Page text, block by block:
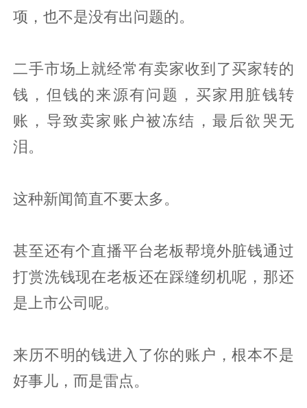
项，也不是没有出问题的。
二手市场上就经常有卖家收到了买家转的
钱，但钱的来源有问题，买家用脏钱转
账，导致卖家账户被冻结，最后欲哭无
泪。
这种新闻简直不要太多。
甚至还有个直播平台老板帮境外脏钱通过
打赏洗钱现在老板还在踩缝纫机呢，那还
是上市公司呢。
来历不明的钱进入了你的账户，根本不是
好事儿，而是雷点。